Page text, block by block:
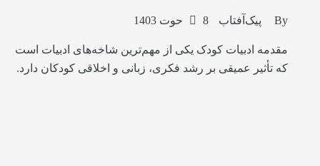
By پیک‌آفتاب 8 حوت 1403
مقدمه ادبیات کودک یکی از مهم‌ترین شاخه‌های ادبیات است
که تأثیر عمیقی بر رشد فکری، زبانی و اخلاقی کودکان دارد.